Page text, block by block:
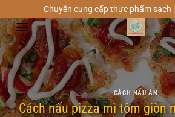
đến
nội
dung
Chuyên cung cấp thực phẩm sạch
CÁCH NẤU ĂN
Cách nấu pizza mì tôm giòn